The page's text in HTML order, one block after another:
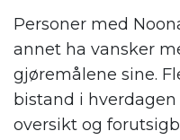
Personer med
annet ha vansker
gjøremålene sine.
bistand i
oversikt og